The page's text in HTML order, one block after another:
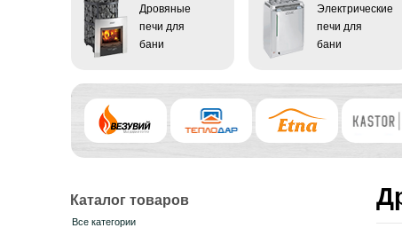
Дровяные
печи для
бани
Электрические
печи для
бани
Каталог товаров
Все категории